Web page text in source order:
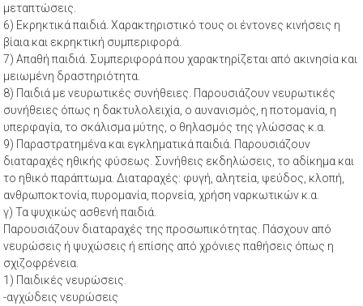
μεταπτώσεις.
6) Εκρηκτικά παιδιά. Χαρακτηριστικό τους οι έντονες κινήσεις η
βίαια και εκρηκτική συμπεριφορά.
7) Απαθή παιδιά. Συμπεριφορά που χαρακτηρίζεται από ακινησία και
μειωμένη δραστηριότητα.
8) Παιδιά με νευρωτικές συνήθειες. Παρουσιάζουν νευρωτικές
συνήθειες όπως η δακτυλολειχία, ο αυνανισμός, η ποτομανία, η
υπερφαγία, το σκάλισμα μύτης, ο θηλασμός της γλώσσας κ.α.
9) Παραστρατημένα και εγκληματικά παιδιά. Παρουσιάζουν
διαταραχές ηθικής φύσεως. Συνήθεις εκδηλώσεις, το αδίκημα και
το ηθικό παράπτωμα. Διαταραχές: φυγή, αλητεία, ψεύδος, κλοπή,
ανθρωποκτονία, πυρομανία, πορνεία, χρήση ναρκωτικών κ.α.
γ) Τα ψυχικώς ασθενή παιδιά.
Παρουσιάζουν διαταραχές της προσωπικότητας. Πάσχουν από
νευρώσεις ή ψυχώσεις ή επίσης από χρόνιες παθήσεις όπως η
σχιζοφρένεια.
1) Παιδικές νευρώσεις.
-αγχώδεις νευρώσεις